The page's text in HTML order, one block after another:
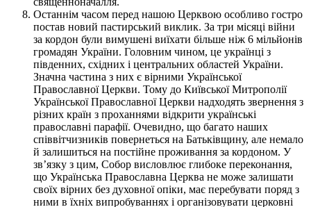
Останнім часом перед нашою Церквою особливо гостро
постав новий пастирський виклик. За три місяці війни
за кордон були вимушені виїхати більше ніж 6 мільйонів
громадян України. Головним чином, це українці з
південних, східних і центральних областей України.
Значна частина з них є вірними Української
Православної Церкви. Тому до Київської Митрополії
Української Православної Церкви надходять звернення з
різних країн з проханнями відкрити українські
православні парафії. Очевидно, що багато наших
співвітчизників повернеться на Батьківщину, але немало
й залишиться на постійне проживання за кордоном. У
зв’язку з цим, Собор висловлює глибоке переконання,
що Українська Православна Церква не може залишати
своїх вірних без духовної опіки, має перебувати поряд з
ними в їхніх випробуваннях і організовувати церковні